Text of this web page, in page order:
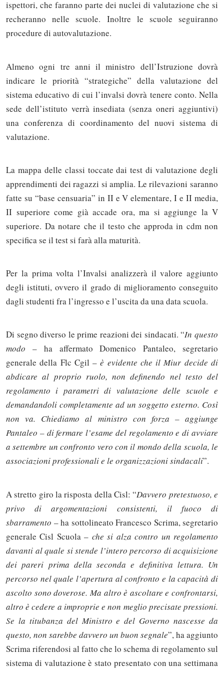
ispettori, che faranno parte dei nuclei di valutazione che si
recheranno nelle scuole. Inoltre le scuole seguiranno
procedure di autovalutazione.
Almeno ogni tre anni il ministro dell’Istruzione dovrà
indicare le priorità “strategiche” della valutazione del
sistema educativo di cui l’invalsi dovrà tenere conto. Nella
sede dell’istituto verrà insediata (senza oneri aggiuntivi)
una conferenza di coordinamento del nuovi sistema di
valutazione.
La mappa delle classi toccate dai test di valutazione degli
apprendimenti dei ragazzi si amplia. Le rilevazioni saranno
fatte su “base censuaria” in II e V elementare, I e II media,
II superiore come già accade ora, ma si aggiunge la V
superiore. Da notare che il testo che approda in cdm non
specifica se il test si farà alla maturità.
Per la prima volta l’Invalsi analizzerà il valore aggiunto
degli istituti, ovvero il grado di miglioramento conseguito
dagli studenti fra l’ingresso e l’uscita da una data scuola.
Di segno diverso le prime reazioni dei sindacati. “In questo
modo – ha affermato Domenico Pantaleo, segretario
generale della Flc Cgil –è evidente che il Miur decide di
abdicare al proprio ruolo, non definendo nel testo del
regolamento i parametri di valutazione delle scuole e
demandandoli completamente ad un soggetto esterno. Così
non va. Chiediamo al ministro con forza – aggiunge
Pantaleo – di fermare l’esame del regolamento e di avviare
a settembre un confronto vero con il mondo della scuola, le
associazioni professionali e le organizzazioni sindacali”.
A stretto giro la risposta della Cisl: “Davvero pretestuoso, e
privo di argomentazioni consistenti, il fuoco di
sbarramento – ha sottolineato Francesco Scrima, segretario
generale Cisl Scuola – che si alza contro un regolamento
davanti al quale si stende l’intero percorso di acquisizione
dei pareri prima della seconda e definitiva lettura. Un
percorso nel quale l’apertura al confronto e la capacità di
ascolto sono doverose. Ma altro è ascoltare e confrontarsi,
altro è cedere a improprie e non meglio precisate pressioni.
Se la titubanza del Ministro e del Governo nascesse da
questo, non sarebbe davvero un buon segnale”, ha aggiunto
Scrima riferendosi al fatto che lo schema di regolamento sul
sistema di valutazione è stato presentato con una settimana